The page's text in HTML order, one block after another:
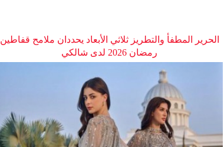
الحرير المطفأ والتطريز ثلاثي الأبعاد يحددان ملامح قفاطين
رمضان 2026 لدى شالكي